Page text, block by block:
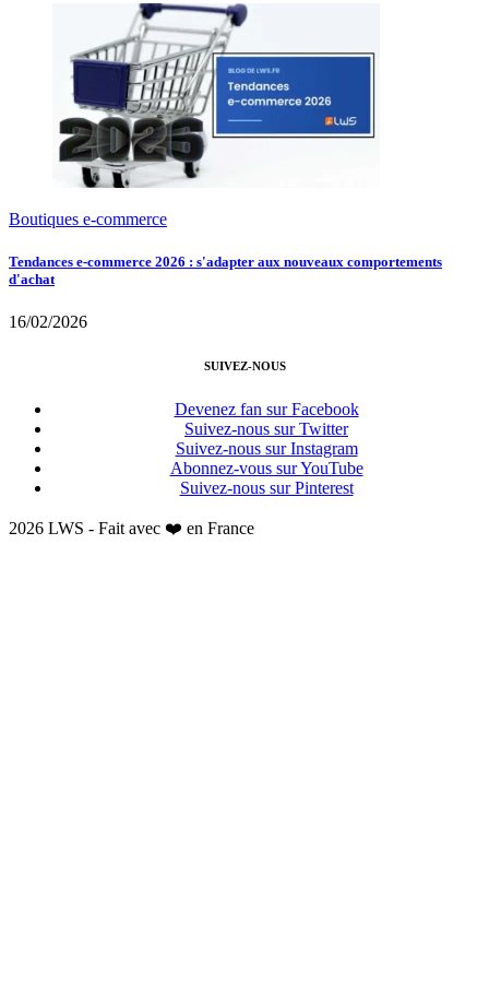
Boutiques e-commerce
Tendances e-commerce 2026 : s'adapter aux nouveaux comportements
d'achat
16/02/2026
SUIVEZ-NOUS
Devenez fan sur Facebook
Suivez-nous sur Twitter
Suivez-nous sur Instagram
Abonnez-vous sur YouTube
Suivez-nous sur Pinterest
2026 LWS - Fait avec ❤️ en France